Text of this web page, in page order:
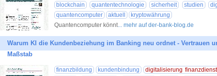
blockchain
quantentechnologie sicherheit studien
quantencomputer
aktuell
kryptowährung
Quantencomputer könnt... mehr auf der-bank-blog.de
Warum KI die Kundenbeziehung im Banking neu ordnet - Vertrauen
Maßstab
finanzbildung kundenbindung
digitalisierung